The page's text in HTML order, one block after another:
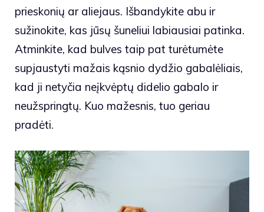
prieskonių ar aliejaus. Išbandykite abu ir
sužinokite, kas jūsų šuneliui labiausiai patinka.
Atminkite, kad bulves taip pat turėtumėte
supjaustyti mažais kąsnio dydžio gabalėliais,
kad ji netyčia neįkvėptų didelio gabalo ir
neužspringtų. Kuo mažesnis, tuo geriau
pradėti.